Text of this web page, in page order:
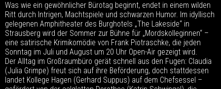
Was wie ein gewöhnlicher Bürotag beginnt, endet in einem wilden
Ritt durch Intrigen, Machtspiele und schwarzen Humor. Im idyllisch
gelegenen Amphitheater des Burghotels „The Lakeside“ in
Strausberg wird der Sommer zur Bühne für „Mordskolleginnen“ –
eine satirische Krimikomödie von Frank Piotraschke, die jeden
Sonntag im Juli und August um 20 Uhr Open-Air gezeigt wird.
Der Alltag im Großraumbüro gerät schnell aus den Fugen: Claudia
(Julia Grimpe) freut sich auf ihre Beförderung, doch stattdessen
landet Kollege Hagen (Gerhard Suppus) auf dem Chefsessel –